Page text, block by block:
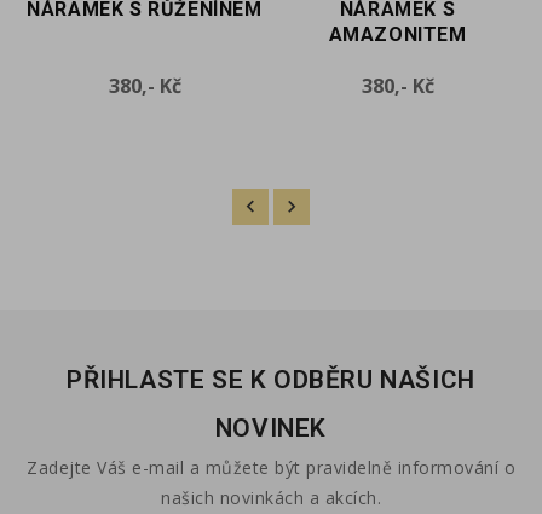
NÁRAMEK S RŮŽENÍNEM
380,- KčCena
NÁRAMEK S
AMAZONITEM
380,- KčCena
PŘIHLASTE SE K ODBĚRU NAŠICH
NOVINEK
Zadejte Váš e-mail a můžete být pravidelně informování o
našich novinkách a akcích.